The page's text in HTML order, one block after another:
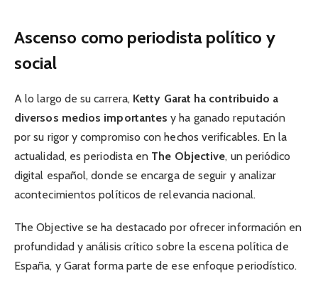
Ascenso como periodista político y
social
A lo largo de su carrera, Ketty Garat ha contribuido a
diversos medios importantes y ha ganado reputación
por su rigor y compromiso con hechos verificables. En la
actualidad, es periodista en The Objective, un periódico
digital español, donde se encarga de seguir y analizar
acontecimientos políticos de relevancia nacional.
The Objective se ha destacado por ofrecer información en
profundidad y análisis crítico sobre la escena política de
España, y Garat forma parte de ese enfoque periodístico.